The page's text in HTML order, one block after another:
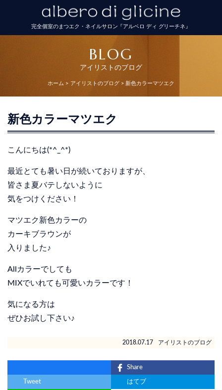
完全個室のまつエク・ネイルサロン『アルベロ ディ グリーチネ』
BLOG
アイリストのブログ
ホーム アイリストのブログ 新色カラーマツエク
新色カラーマツエク
こんにちは(*^_^*)
最近とても暑い日が続いておりますが、
皆さま夏バテしないように
気をつけください！
マツエク新色カラーの
カーキブラウンが
入りました♪
Allカラーでしても
MIXでいれても可愛いカラーです！
気になる方は
ぜひお試し下さい♪
2018.07.17 アイリストのブログ
Share
Tweet はてブ